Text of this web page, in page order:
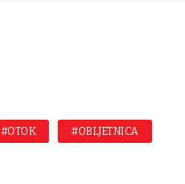
#OTOK #OBLJETNICA